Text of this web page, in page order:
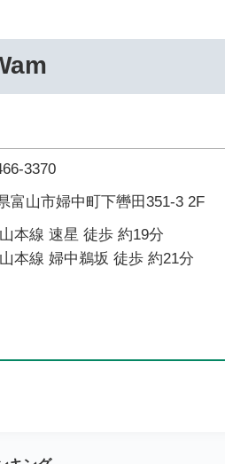
3370
富山市婦中町下轡田351-3 2F
本線 速星 徒歩 約19分
本線 婦中鵜坂 徒歩 約21分